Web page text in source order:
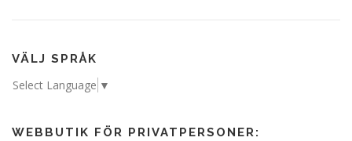
VÄLJ SPRÅK
Select Language ▼
WEBBUTIK FÖR PRIVATPERSONER: